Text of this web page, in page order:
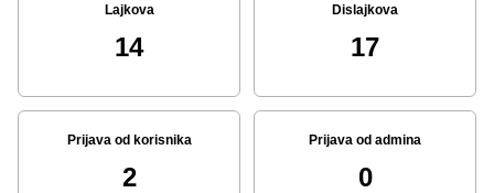
Lajkova
14
Dislajkova
17
Prijava od korisnika
2
Prijava od admina
0